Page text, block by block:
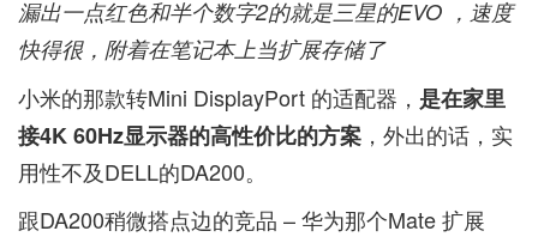
漏出一点红色和半个数字2的就是三星的EVO ，速度
快得很，附着在笔记本上当扩展存储了
小米的那款转Mini DisplayPort 的适配器， 是在家里
接4K 60Hz显示器的高性价比的方案 ，外出的话，实
用性不及DELL的DA200。
跟DA200稍微搭点边的竞品 – 华为那个Mate 扩展